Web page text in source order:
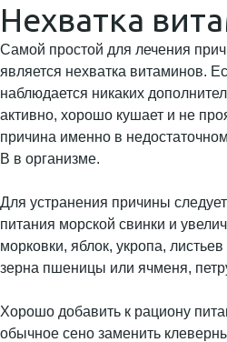
Нехватка
Самой простой для лечения
является нехватка витаминов.
наблюдается никаких
активно, хорошо кушает и не
причина именно в
В в организме.
Для устранения причины
питания морской свинки и
морковки, яблок, укропа,
зерна пшеницы или ячменя,
Хорошо добавить к рациону
обычное сено заменить